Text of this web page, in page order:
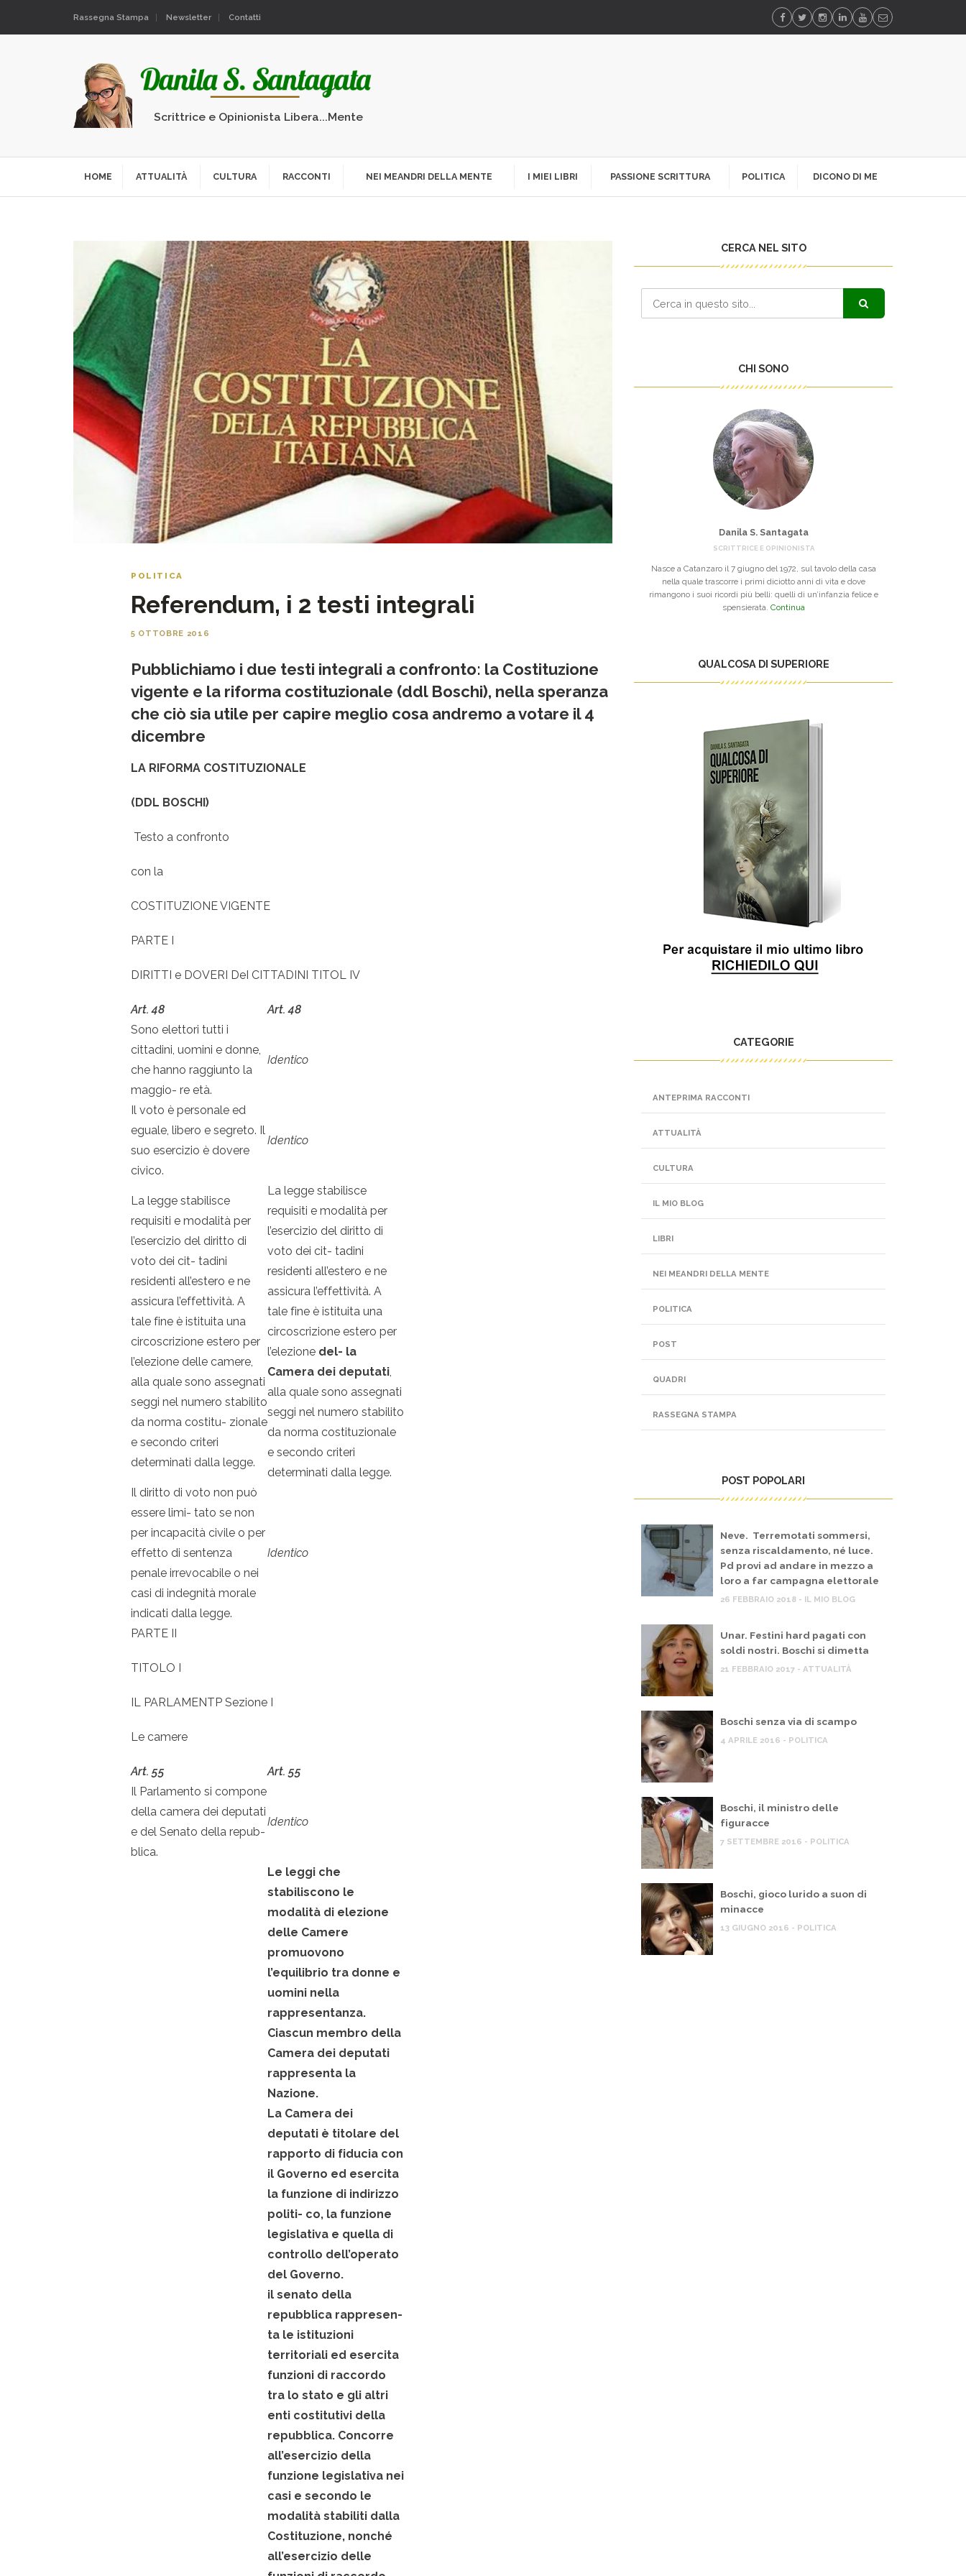
Rassegna Stampa Newsletter Contatti
Scrittrice e Opinionista Libera...Mente
HOME ATTUALITÀ CULTURA RACCONTI NEI MEANDRI DELLA MENTE I MIEI LIBRI PASSIONE SCRITTURA POLITICA DICONO DI ME
POLITICA
Referendum, i 2 testi integrali
5 OTTOBRE 2016
Pubblichiamo i due testi integrali a confronto: la Costituzione
vigente e la riforma costituzionale (ddl Boschi), nella speranza
che ciò sia utile per capire meglio cosa andremo a votare il 4
dicembre
LA RIFORMA COSTITUZIONALE
(DDL BOSCHI)
Testo a confronto
con la
COSTITUZIONE VIGENTE
PARTE I
DIRITTI e DOVERI DeI CITTADINI TITOL IV
Art. 48
Art. 48
Sono elettori tutti i
cittadini, uomini e donne,
che hanno raggiunto la
maggio- re età.
Identico
Il voto è personale ed
eguale, libero e segreto. Il
suo esercizio è dovere
civico.
Identico
La legge stabilisce
requisiti e modalità per
l’esercizio del diritto di
voto dei cit- tadini
residenti all’estero e ne
assicura l’effettività. A
tale fine è istituita una
circoscrizione estero per
l’elezione delle camere,
alla quale sono assegnati
seggi nel numero stabilito
da norma costitu- zionale
e secondo criteri
determinati dalla legge.
La legge stabilisce
requisiti e modalità per
l’esercizio del diritto di
voto dei cit- tadini
residenti all’estero e ne
assicura l’effettività. A
tale fine è istituita una
circoscrizione estero per
l’elezione del- la
Camera dei deputati,
alla quale sono assegnati
seggi nel numero stabilito
da norma costituzionale
e secondo criteri
determinati dalla legge.
Il diritto di voto non può
essere limi- tato se non
per incapacità civile o per
effetto di sentenza
penale irrevocabile o nei
casi di indegnità morale
indicati dalla legge.
Identico
PARTE II
TITOLO I
IL PARLAMENTP Sezione I
Le camere
Art. 55
Art. 55
Il Parlamento si compone
della camera dei deputati
e del Senato della repub-
blica.
Identico
Le leggi che
stabiliscono le
modalità di elezione
delle Camere
promuovono
l’equilibrio tra donne e
uomini nella
rappresentanza.
Ciascun membro della
Camera dei deputati
rappresenta la
Nazione.
La Camera dei
deputati è titolare del
rapporto di fiducia con
il Governo ed esercita
la funzione di indirizzo
politi- co, la funzione
legislativa e quella di
controllo dell’operato
del Governo.
il senato della
repubblica rappresen-
ta le istituzioni
territoriali ed esercita
funzioni di raccordo
tra lo stato e gli altri
enti costitutivi della
repubblica. Concorre
all’esercizio della
funzione legislativa nei
casi e secondo le
modalità stabiliti dalla
Costituzione, nonché
all’esercizio delle
CERCA NEL SITO
CHI SONO
Danila S. Santagata
SCRITTRICE E OPINIONISTA
Nasce a Catanzaro il 7 giugno del 1972, sul tavolo della casa
nella quale trascorre i primi diciotto anni di vita e dove
rimangono i suoi ricordi più belli: quelli di un’infanzia felice e
spensierata. Continua
QUALCOSA DI SUPERIORE
CATEGORIE
ANTEPRIMA RACCONTI
ATTUALITÀ
CULTURA
IL MIO BLOG
LIBRI
NEI MEANDRI DELLA MENTE
POLITICA
POST
QUADRI
RASSEGNA STAMPA
POST POPOLARI
Neve. Terremotati sommersi,
senza riscaldamento, né luce.
Pd provi ad andare in mezzo a
loro a far campagna elettorale
26 FEBBRAIO 2018 - IL MIO BLOG
Unar. Festini hard pagati con
soldi nostri. Boschi si dimetta
21 FEBBRAIO 2017 - ATTUALITÀ
Boschi senza via di scampo
4 APRILE 2016 - POLITICA
Boschi, il ministro delle
figuracce
7 SETTEMBRE 2016 - POLITICA
Boschi, gioco lurido a suon di
minacce
13 GIUGNO 2016 - POLITICA